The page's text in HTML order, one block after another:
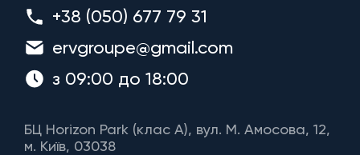
+38 (050) 677 79 31
ervgroupe@gmail.com
з 09:00 до 18:00
БЦ Horizon Park (клас A), вул. М. Амосова, 12,
м. Київ, 03038